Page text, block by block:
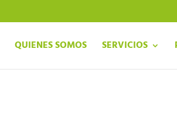
QUIENES SOMOS SERVICIOS